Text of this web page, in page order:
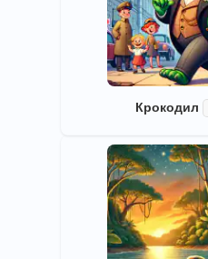
Крокодил